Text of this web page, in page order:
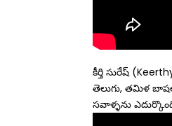
కీర్తి సురేష్
తెలుగు, తమిళ
సవాళ్ళను